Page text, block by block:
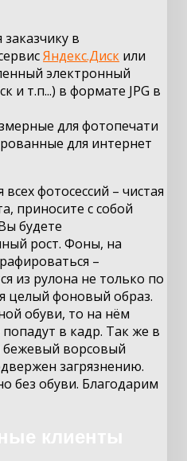
в
Яндекс.Диск или
электронный
и т.п...) в формате JPG в
для фотопечати
для интернет
фотосессий – чистая
приносите с собой
будете
рост. Фоны, на
–
из рулона не только по
целый фоновый образ.
обуви, то на нём
в кадр. Так же в
бежевый ворсовый
загрязнению.
без обуви. Благодарим